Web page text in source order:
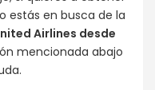
estás en busca de la
Airlines desde
mencionada abajo